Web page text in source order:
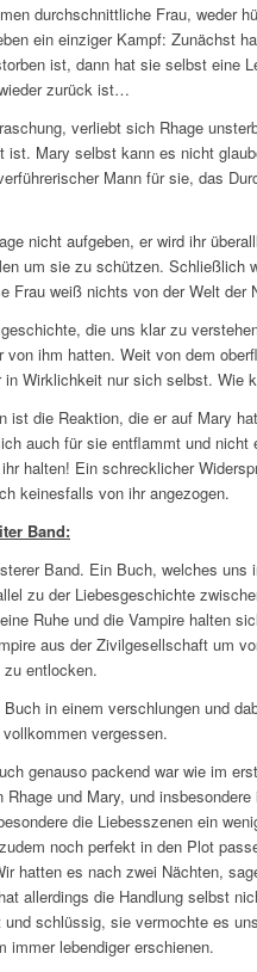
durchschnittliche Frau, weder
ein einziger Kampf: Zunächst
ist, dann hat sie selbst eine
zurück ist…
verliebt sich Rhage
ist. Mary selbst kann es nicht
Mann für sie, das
nicht aufgeben, er wird ihr
um sie zu schützen. Schließlich
Frau weiß nichts von der Welt der
die uns klar zu
von ihm hatten. Weit von dem
Wirklichkeit nur sich selbst. Wie
ist die Reaktion, die er auf Mary
auch für sie entflammt und
halten! Ein schrecklicher
keinesfalls von ihr angezogen.
Band:
Band. Ein Buch, welches
zu der Liebesgeschichte
Ruhe und die Vampire halten
aus der Zivilgesellschaft um
entlocken.
in einem verschlungen und
vergessen.
genauso packend war wie im
Rhage und Mary, und
die Liebesszenen ein
noch perfekt in den Plot
hatten es nach zwei Nächten,
allerdings die Handlung selbst
schlüssig, sie vermochte es
immer lebendiger erschienen.